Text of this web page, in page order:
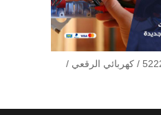
كهربائي الرقعي / 52227340 / كهربائي الرقعي /